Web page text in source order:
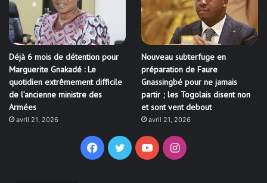
Déjà 6 mois de détention pour
Marguerite Gnakadé : Le
quotidien extrêmement difficile
de l’ancienne ministre des
Armées
avril 21, 2026
Nouveau subterfuge en
préparation de Faure
Gnassingbé pour ne jamais
partir ; les Togolais disent non
et sont vent debout
avril 21, 2026
Facebook
TwitterYouTubeInstagram